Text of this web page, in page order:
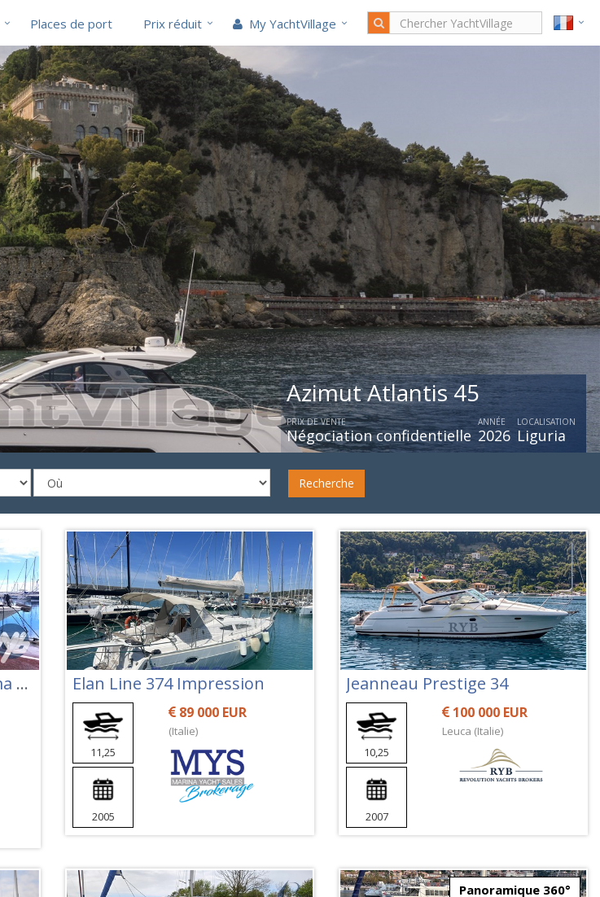
Places de port Prix réduit My YachtVillage
Azimut 66
PRIX DE VENTE
Négociation confidentielle
Recherche
Posillipo-rizzardi Technema 55 Elan Line 374 Impression
11,25
2005
89 000 EUR
(Italie)
Jeanneau Prestige 34
10,25
2007
100 000 EUR
Leuca (Italie)
Panoramique 360°